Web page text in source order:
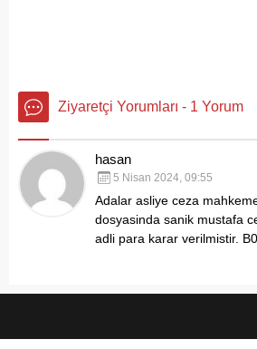
Ziyaretçi Yorumları - 1 Yorum
hasan
5 Nisan 2024, 09:55
Adalar asliye ceza
dosyasinda sanik mustafa
adli para karar verilmistir.